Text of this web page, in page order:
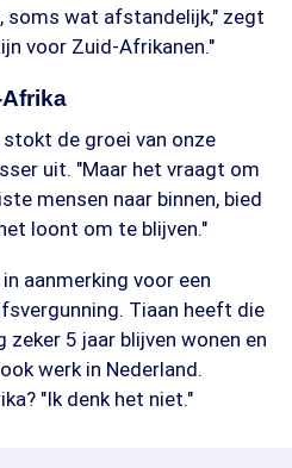
soms wat afstandelijk," zegt
voor Zuid-Afrikanen."
de groei van onze
uit. "Maar het vraagt om
mensen naar binnen, bied
loont om te blijven."
aanmerking voor een
Tiaan heeft die
zeker 5 jaar blijven wonen en
werk in Nederland.
"Ik denk het niet."